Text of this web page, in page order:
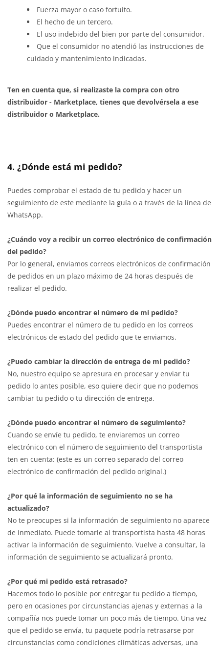
Fuerza mayor o caso fortuito.
El hecho de un tercero.
El uso indebido del bien por parte del consumidor.
Que el consumidor no atendió las instrucciones de
cuidado y mantenimiento indicadas.
Ten en cuenta que, si realizaste la compra con otro
distribuidor - Marketplace, tienes que devolvérsela a ese
distribuidor o Marketplace.
4. ¿Dónde está mi pedido?
Puedes comprobar el estado de tu pedido y hacer un
seguimiento de este mediante la guía o a través de la línea de
WhatsApp.
¿Cuándo voy a recibir un correo electrónico de confirmación
del pedido?
Por lo general, enviamos correos electrónicos de confirmación
de pedidos en un plazo máximo de 24 horas después de
realizar el pedido.
¿Dónde puedo encontrar el número de mi pedido?
Puedes encontrar el número de tu pedido en los correos
electrónicos de estado del pedido que te enviamos.
¿Puedo cambiar la dirección de entrega de mi pedido?
No, nuestro equipo se apresura en procesar y enviar tu
pedido lo antes posible, eso quiere decir que no podemos
cambiar tu pedido o tu dirección de entrega.
¿Dónde puedo encontrar el número de seguimiento?
Cuando se envíe tu pedido, te enviaremos un correo
electrónico con el número de seguimiento del transportista
ten en cuenta: (este es un correo separado del correo
electrónico de confirmación del pedido original.)
¿Por qué la información de seguimiento no se ha
actualizado?
No te preocupes si la información de seguimiento no aparece
de inmediato. Puede tomarle al transportista hasta 48 horas
activar la información de seguimiento. Vuelve a consultar, la
información de seguimiento se actualizará pronto.
¿Por qué mi pedido está retrasado?
Hacemos todo lo posible por entregar tu pedido a tiempo,
pero en ocasiones por circunstancias ajenas y externas a la
compañía nos puede tomar un poco más de tiempo. Una vez
que el pedido se envía, tu paquete podría retrasarse por
circunstancias como condiciones climáticas adversas, una